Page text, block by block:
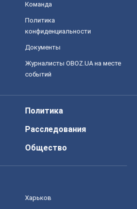
Команда
Политика
конфиденциальности
Документы
Журналисты OBOZ.UA на месте
событий
Политика
Расследования
Общество
Харьков